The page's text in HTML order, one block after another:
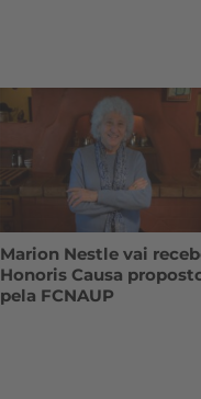
Marion Nestle vai
Honoris Causa
pela FCNAUP